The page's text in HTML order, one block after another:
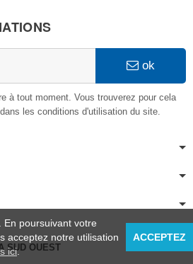
ok
à tout moment. Vous trouverez pour cela
les conditions d'utilisation du site.
SUD OUEST
En poursuivant votre
acceptez notre utilisation
ici.
ACCEPTEZ